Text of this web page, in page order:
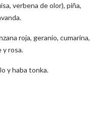
verbena de olor), piña,
roja, geranio, cumarina,
y rosa.
y haba tonka.